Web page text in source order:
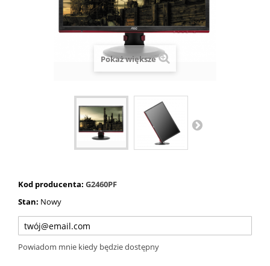
Pokaż większe
Kod producenta: G2460PF
Stan: Nowy
Powiadom mnie kiedy będzie dostępny